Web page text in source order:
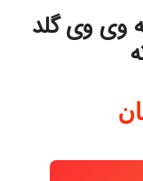
18 عیار زنانه وی وی گلد